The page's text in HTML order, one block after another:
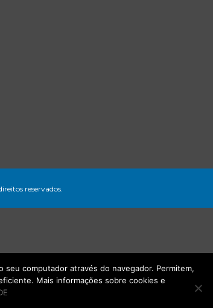
reservados.
computador através do navegador. Permitem,
Mais informações sobre cookies e